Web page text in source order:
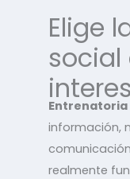
Elige
social
Entrenatoria
información,
realmente